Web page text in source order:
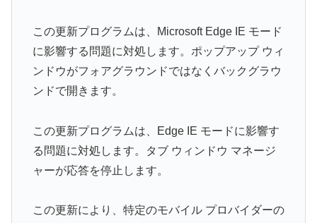
この更新プログラムは、Microsoft Edge IE モード
に影響する問題に対処します。ポップアップ ウィ
ンドウがフォアグラウンドではなくバックグラウ
ンドで開きます。
この更新プログラムは、Edge IE モードに影響す
る問題に対処します。タブ ウィンドウ マネージ
ャーが応答を停止します。
この更新により、特定のモバイル プロバイダーの